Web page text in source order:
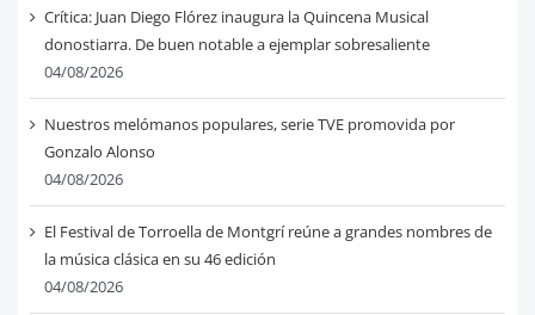
Crítica: Juan Diego Flórez inaugura la Quincena Musical
donostiarra. De buen notable a ejemplar sobresaliente
04/08/2026
Nuestros melómanos populares, serie TVE promovida por
Gonzalo Alonso
04/08/2026
El Festival de Torroella de Montgrí reúne a grandes nombres de
la música clásica en su 46 edición
04/08/2026